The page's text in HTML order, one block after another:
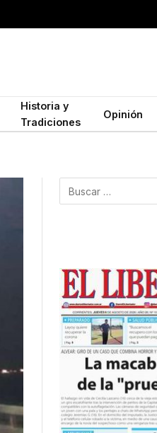
Historia y
Tradiciones
Opinión